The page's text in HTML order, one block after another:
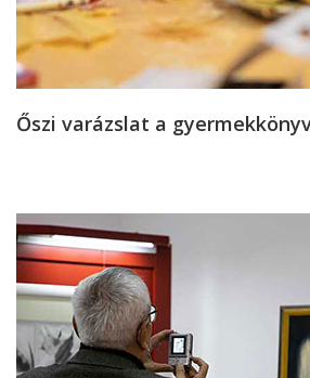
Őszi varázslat a